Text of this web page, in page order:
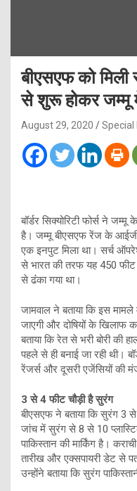
बीएसएफ को
से शुरू होकर जम्मू
August 29, 2020 Special
बॉर्डर सिक्योरिटी फोर्स ने
है। जम्मू बीएसएफ रेंज के
एक इनपुट मिला था। सर्च
से भारत की तरफ यह 450 फीट
से ढंंका गया था।
जामवाल ने बताया कि इस मामले
जाएगी और दोषियों के खिलाफ
बताया कि रेत से भरी बोरी
पहले से ही बनाई जा रही थी।
रेंजर्स और दूसरी एजेंसियों की
3 से 4 फीट चौड़ी है सुरंग
बीएसएफ ने बताया कि सुरंग 3
जांच में सुरंग से 8 से 10
पाकिस्तान की मार्किंग है।
तारीख और एक्सपायरी डेट से
उन्होंने बताया कि सुरंग